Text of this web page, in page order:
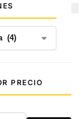
PRECIO